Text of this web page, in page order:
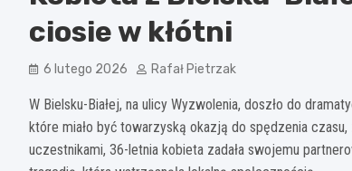
ciosie w kłótni
6 lutego 2026 Rafał Pietrzak
W Bielsku-Białej, na ulicy Wyzwolenia, doszło do
które miało być towarzyską okazją do spędzenia
uczestnikami, 36-letnia kobieta zadała swojemu